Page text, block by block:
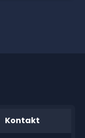
Kontakt